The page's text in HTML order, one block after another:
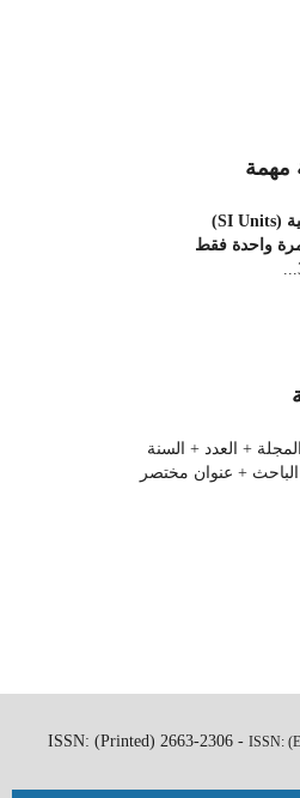
مهمة
(SI Units)
واحدة فقط
+ العدد + السنة
+ عنوان مختصر
ISSN: (Printed) 2663-2306 - ISSN: